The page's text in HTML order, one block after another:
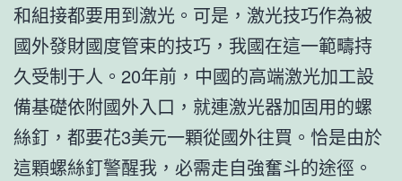
和組接都要用到激光。可是，激光技巧作為被
國外發財國度管束的技巧，我國在這一範疇持
久受制于人。20年前，中國的高端激光加工設
備基礎依附國外入口，就連激光器加固用的螺
絲釘，都要花3美元一顆從國外往買。恰是由於
這顆螺絲釘警醒我，必需走自強奮斗的途徑。